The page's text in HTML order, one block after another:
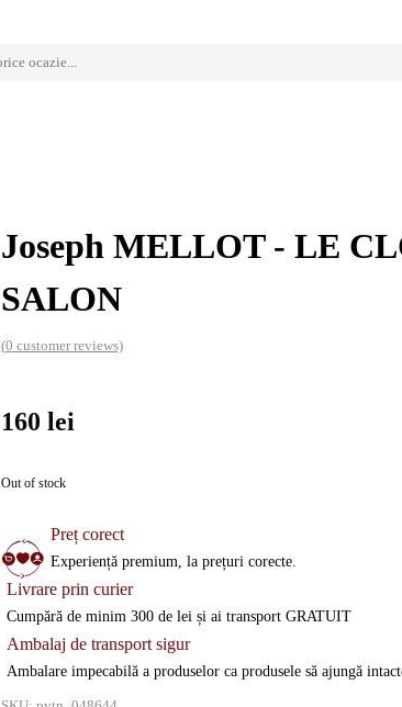
Joseph MELLOT - LE
SALON
(0 customer reviews)
160lei
Out of stock
Preț corect
Experiență premium, la prețuri corecte.
Livrare prin curier
Cumpără de minim 300 de lei și ai transport GRATUIT
Ambalaj de transport sigur
Ambalare impecabilă a produselor ca produsele să ajungă